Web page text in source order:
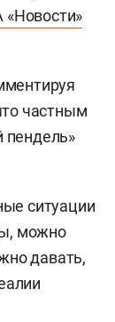
«Новости»
частным
пендель»
ситуации
можно
давать,